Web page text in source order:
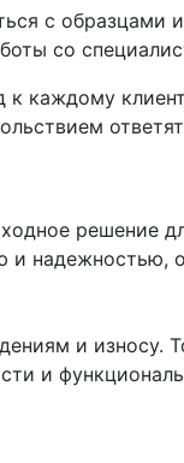
с образцами
со
каждому
решение
и надежностью,
и износу.
и